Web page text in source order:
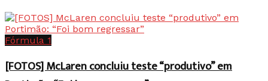
Fórmula 1
[FOTOS] McLaren concluiu teste “produtivo” em